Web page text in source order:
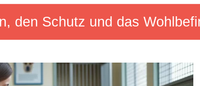
den Schutz und das